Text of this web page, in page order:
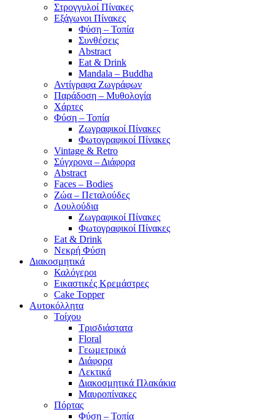
Στρογγυλοί Πίνακες
Εξάγωνοι Πίνακες
Φύση – Τοπία
Συνθέσεις
Abstract
Eat & Drink
Mandala – Buddha
Αντίγραφα Ζωγράφων
Παράδοση – Μυθολογία
Χάρτες
Φύση – Τοπία
Ζωγραφικοί Πίνακες
Φωτογραφικοί Πίνακες
Vintage & Retro
Σύγχρονα – Διάφορα
Abstract
Faces – Bodies
Ζώα – Πεταλούδες
Λουλούδια
Ζωγραφικοί Πίνακες
Φωτογραφικοί Πίνακες
Eat & Drink
Νεκρή Φύση
Διακοσμητικά
Καλόγεροι
Εικαστικές Κρεμάστρες
Cake Topper
Αυτοκόλλητα
Τοίχου
Τρισδιάστατα
Floral
Γεωμετρικά
Διάφορα
Λεκτικά
Διακοσμητικά Πλακάκια
Μαυροπίνακες
Πόρτας
Φύση – Τοπία